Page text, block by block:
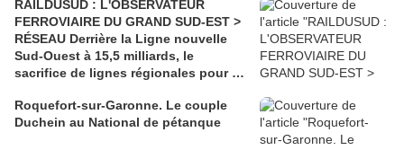
RAILDUSUD : L'OBSERVATEUR
FERROVIAIRE DU GRAND SUD-EST >
RÉSEAU Derrière la Ligne nouvelle
Sud-Ouest à 15,5 milliards, le
sacrifice de lignes régionales pour 50
Roquefort-sur-Garonne. Le couple
Duchein au National de pétanque